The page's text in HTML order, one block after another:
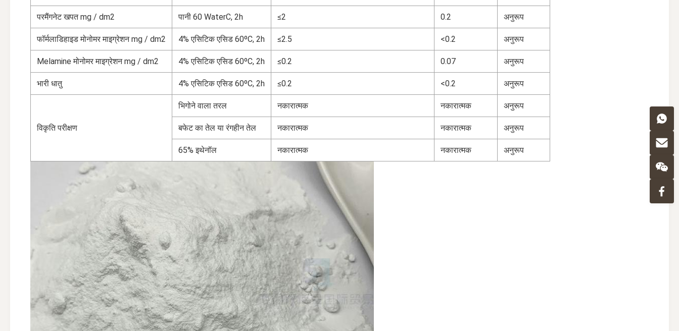
परमैंगनेट खपत mg / dm2 पानी 60 WaterC, 2h ≤2 0.2 अनुरूप
फॉर्मलाडिहाइड मोनोमर माइग्रेशन mg / dm2 4% एसिटिक एसिड 60ºC, 2h ≤2.5 <0.2 अनुरूप
Melamine मोनोमर माइग्रेशन mg / dm2 4% एसिटिक एसिड 60ºC, 2h ≤0.2 0.07 अनुरूप
भारी धातु 4% एसिटिक एसिड 60ºC, 2h ≤0.2 <0.2 अनुरूप
विकृति परीक्षण
भिगोने वाला तरल नकारात्मक नकारात्मक अनुरूप
बफेट का तेल या रंगहीन तेल नकारात्मक नकारात्मक अनुरूप
65% इथेनॉल नकारात्मक नकारात्मक अनुरूप